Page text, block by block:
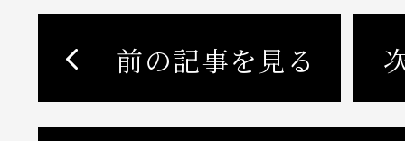
前の記事を見る